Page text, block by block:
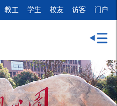
教工 学生 校友 访客 门户